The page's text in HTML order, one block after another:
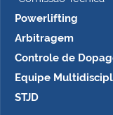
Powerlifting
Arbitragem
Controle de
Equipe
STJD